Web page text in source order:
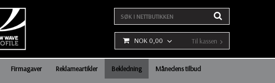
NOK 0,00 Til kassen
Firmagaver Reklameartikler Bekledning Månedens tilbud